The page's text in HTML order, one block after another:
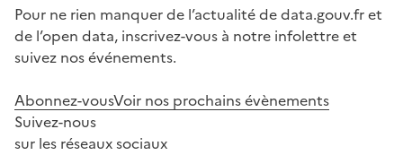
Pour ne rien manquer de l’actualité de data.gouv.fr et
de l’open data, inscrivez-vous à notre infolettre et
suivez nos événements.
Abonnez-vousVoir nos prochains évènements
Suivez-nous
sur les réseaux sociaux